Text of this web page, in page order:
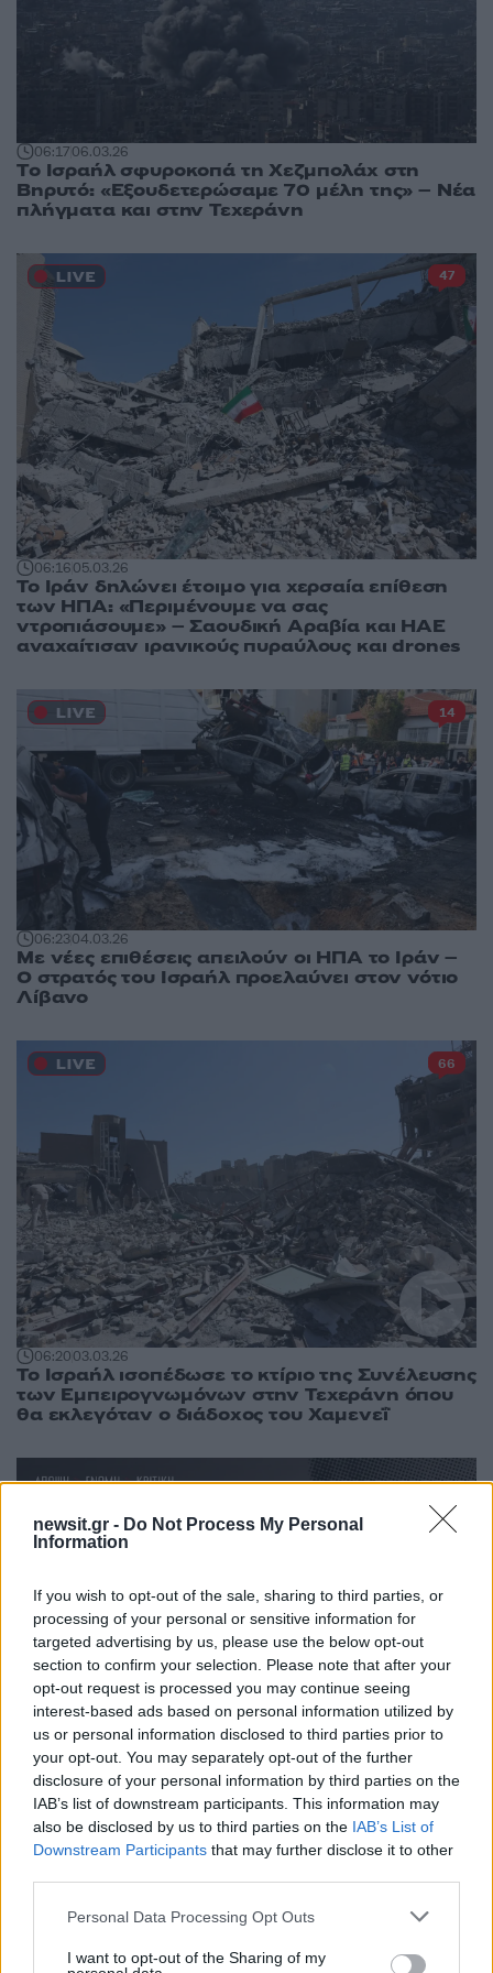
newsit.gr - Do Not Process My Personal
Information
If you wish to opt-out of the sale, sharing to third parties, or
processing of your personal or sensitive information for
targeted advertising by us, please use the below opt-out
section to confirm your selection. Please note that after your
opt-out request is processed you may continue seeing
interest-based ads based on personal information utilized by
us or personal information disclosed to third parties prior to
your opt-out. You may separately opt-out of the further
disclosure of your personal information by third parties on the
IAB’s list of downstream participants. This information may
also be disclosed by us to third parties on the IAB’s List of
Downstream Participants that may further disclose it to other
Please note that this website/app uses one or more Google
not limited to your visit or usage behaviour. You may click to
Personal Data Processing Opt Outs
I want to opt-out of the Sharing of my
06:1706.03.26
Tο Ισραήλ σφυροκοπά τη Χεζμπολάχ στη
Βηρυτό: «Εξουδετερώσαμε 70 μέλη της» – Νέα
πλήγματα και στην Τεχεράνη
06:1605.03.26
Το Ιράν δηλώνει έτοιμο για χερσαία επίθεση
των ΗΠΑ: «Περιμένουμε να σας
ντροπιάσουμε» – Σαουδική Αραβία και ΗΑΕ
αναχαίτισαν ιρανικούς πυραύλους και drones
47
06:2304.03.26
Με νέες επιθέσεις απειλούν οι ΗΠΑ το Ιράν –
Ο στρατός του Ισραήλ προελαύνει στον νότιο
Λίβανο
14
06:2003.03.26
Το Ισραήλ ισοπέδωσε το κτίριο της Συνέλευσης
των Εμπειρογνωμόνων στην Τεχεράνη όπου
θα εκλεγόταν ο διάδοχος του Χαμενεΐ
66
15:36 10.11.25
Καμπάνες: Τα χαμένα χιλιόμετρα του
μαραθωνίου της τηλεθέασης
όταν ο
τηλεοπτικός πολιτισμός αγνοείται
οι ευχές
για την Καινούργιου και η άλλη Super
το Survivor έρχεται φορτωμένο